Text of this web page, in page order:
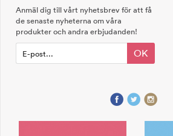
Anmäl dig till vårt nyhetsbrev för att få
de senaste nyheterna om våra
produkter och andra erbjudanden!
OK